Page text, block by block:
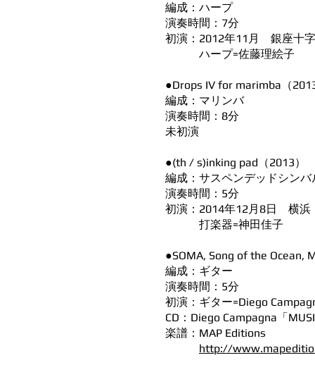
編成：ハープ
演奏時間：7分
初演：2012年11月 銀座十
ハープ=佐藤理絵子
●Drops IV for marimba（
編成：マリンバ
演奏時間：8分
未初演
●(th / s)inking pad（2013）
編成：サスペンデッドシンバ
演奏時間：5分
初演：2014年12月8日 横浜
打楽器=神田佳子
●SOMA, Song of the Ocean,
編成：ギター
演奏時間：5分
初演：ギター=Diego
CD：Diego Campagna「
楽譜：MAP Editions
http://